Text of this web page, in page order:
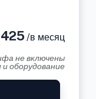
/в месяц
не включены
оборудование